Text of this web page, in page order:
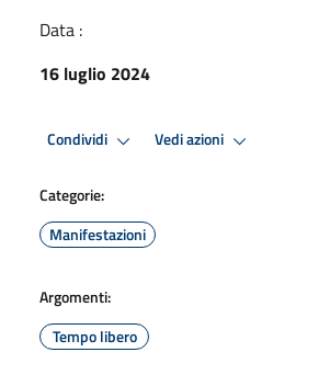
Data :
16 luglio 2024
Condividi Vedi azioni
Categorie:
Manifestazioni
Argomenti:
Tempo libero